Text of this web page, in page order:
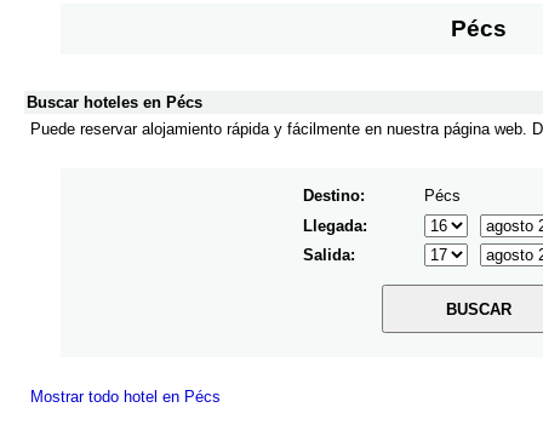
Pécs
Buscar hoteles en Pécs
Puede reservar alojamiento rápida y fácilmente en nuestra página
Destino:
Pécs
Llegada:
Salida:
Mostrar todo hotel en Pécs